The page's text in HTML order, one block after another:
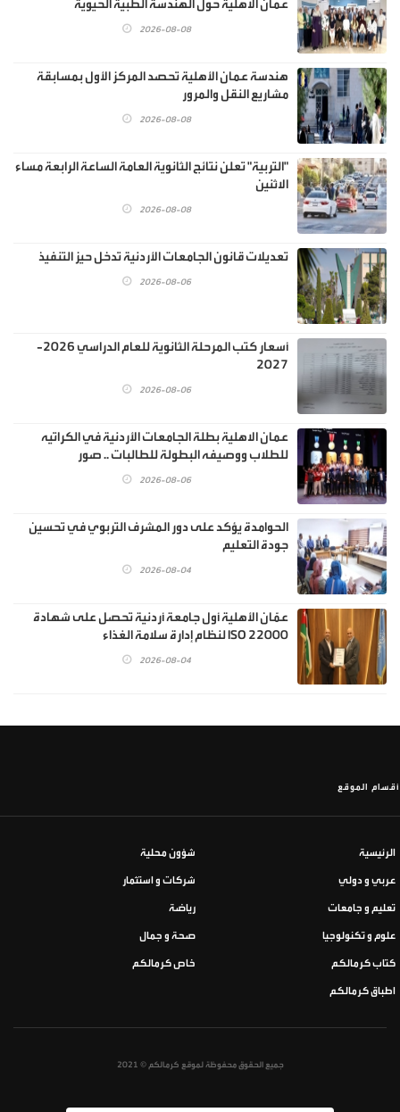
عمان الاهلية حول الهندسة الطبية الحيوية
2026-08-08
هندسة عمان الأهلية تحصد المركز الأول بمسابقة
مشاريع النقل والمرور
2026-08-08
"التربية" تعلن نتائج الثانوية العامة الساعة الرابعة مساء
الاثنين
2026-08-08
تعديلات قانون الجامعات الأردنية تدخل حيز التنفيذ
2026-08-06
أسعار كتب المرحلة الثانوية للعام الدراسي 2026-
2027
2026-08-06
عمان الاهلية بطلة الجامعات الأردنية في الكراتيه
للطلاب ووصيفه البطولة للطالبات .. صور
2026-08-06
الحوامدة يؤكد على دور المشرف التربوي في تحسين
جودة التعليم
2026-08-04
عمّان الأهلية أول جامعة أردنية تحصل على شهادة
ISO 22000 لنظام إدارة سلامة الغذاء
2026-08-04
أقسام الموقع
الرئيسية شؤون محلية
عربي و دولي شركات و استثمار
تعليم و جامعات رياضة
علوم و تكنولوجيا صحة و جمال
كتاب كرمالكم خاص كرمالكم
اطباق كرمالكم
جميع الحقوق محفوظة لموقع كرمالكم © 2021